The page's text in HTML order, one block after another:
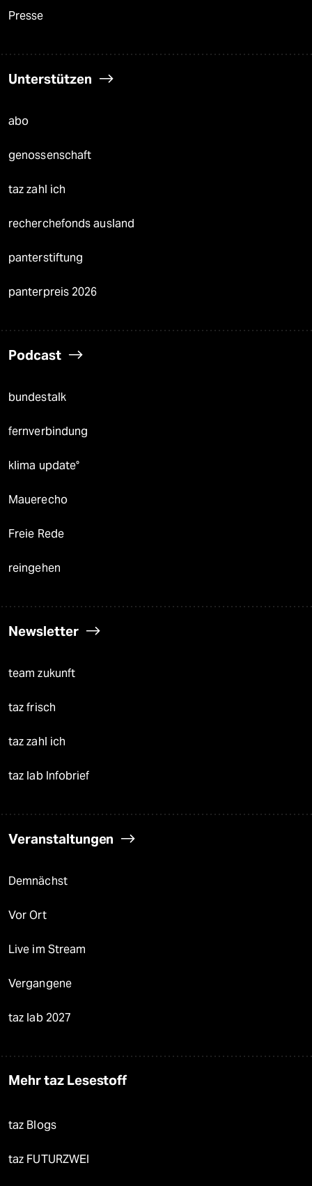
Presse
Unterstützen
abo
genossenschaft
taz zahl ich
recherchefonds ausland
panterstiftung
panterpreis 2026
Podcast
bundestalk
fernverbindung
klima update°
Mauerecho
Freie Rede
reingehen
Newsletter
team zukunft
taz frisch
taz zahl ich
taz lab Infobrief
Veranstaltungen
Demnächst
Vor Ort
Live im Stream
Vergangene
taz lab 2027
Mehr taz Lesestoff
taz Blogs
taz FUTURZWEI